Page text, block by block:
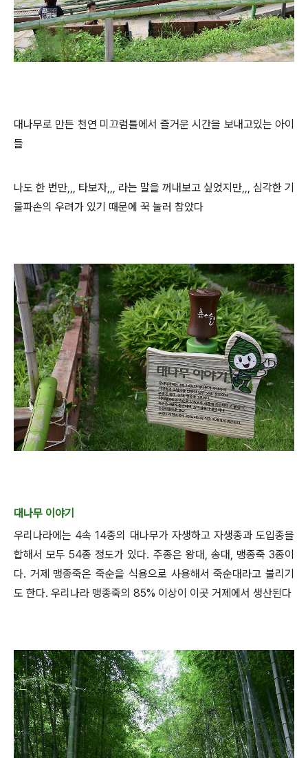
대나무로 만든 천연 미끄럼틀에서 즐거운 시간을 보내고있는 아이
들
나도 한 번만,,, 타보자,,, 라는 말을 꺼내보고 싶었지만,,, 심각한 기
물파손의 우려가 있기 때문에 꾹 눌러 참았다
대나무 이야기
우리나라에는 4속 14종의 대나무가 자생하고 자생종과 도입종을
합해서 모두 54종 정도가 있다. 주종은 왕대, 송대, 맹종죽 3종이
다. 거제 맹종죽은 죽순을 식용으로 사용해서 죽순대라고 불리기
도 한다. 우리나라 맹종죽의 85% 이상이 이곳 거제에서 생산된다